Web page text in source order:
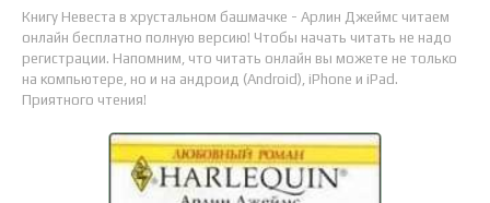
Книгу Невеста в хрустальном башмачке - Арлин Джеймс читаем
онлайн бесплатно полную версию! Чтобы начать читать не надо
регистрации. Напомним, что читать онлайн вы можете не только
на компьютере, но и на андроид (Android), iPhone и iPad.
Приятного чтения!